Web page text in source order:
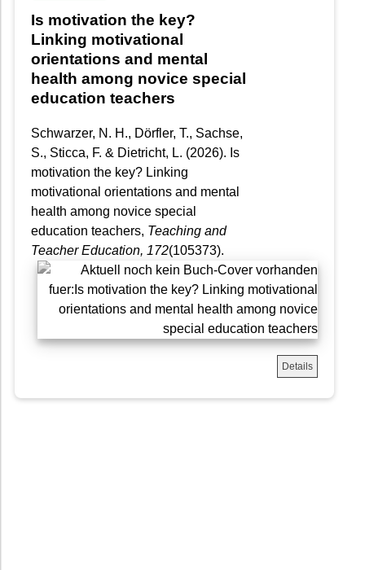
Is motivation the key?
Linking motivational
orientations and mental
health among novice special
education teachers
Schwarzer, N. H., Dörfler, T., Sachse,
S., Sticca, F. & Dietricht, L. (2026). Is
motivation the key? Linking
motivational orientations and mental
health among novice special
education teachers, Teaching and
Teacher Education, 172(105373).
Details